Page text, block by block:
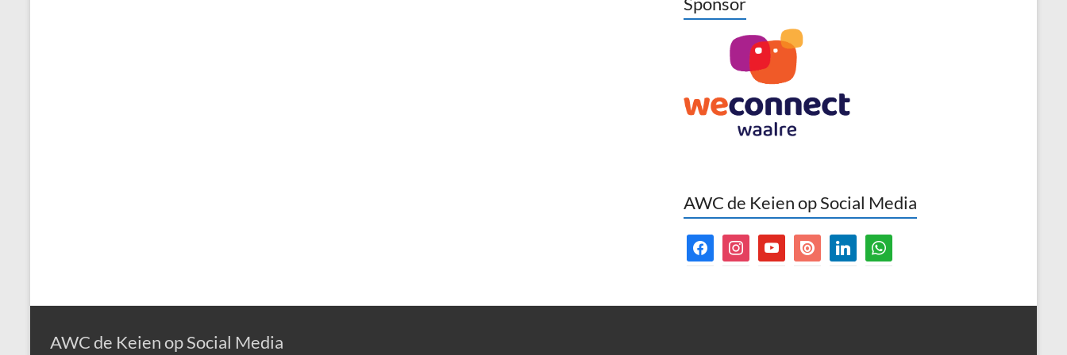
AWC de Keien op Social Media
facebookinstagramyoutubeissuu linkedinwhatsapp
AWC de Keien op Social Media